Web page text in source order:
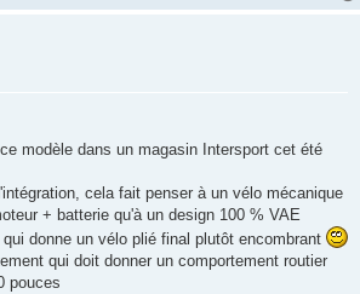
modèle dans un magasin Intersport cet été
cela fait penser à un vélo mécanique
+ batterie qu'à un design 100 % VAE
donne un vélo plié final plutôt encombrant
qui doit donner un comportement routier
pouces